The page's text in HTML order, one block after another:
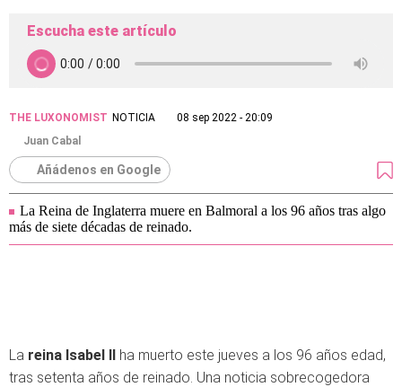
Escucha este artículo
THE LUXONOMIST NOTICIA
08 sep 2022 - 20:09
Juan Cabal
Añádenos en Google
La Reina de Inglaterra muere en Balmoral a los 96 años tras algo
más de siete décadas de reinado.
La reina Isabel II ha muerto este jueves a los 96 años edad,
tras setenta años de reinado. Una noticia sobrecogedora